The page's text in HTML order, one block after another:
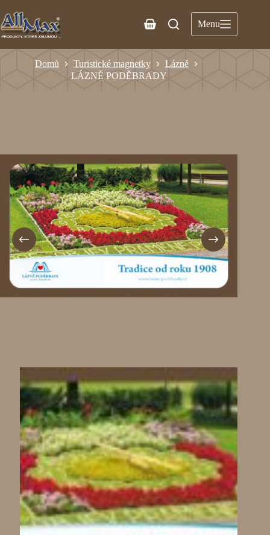
Menu
Domů Turistické magnetky
Lázně
LÁZNĚ PODĚBRADY